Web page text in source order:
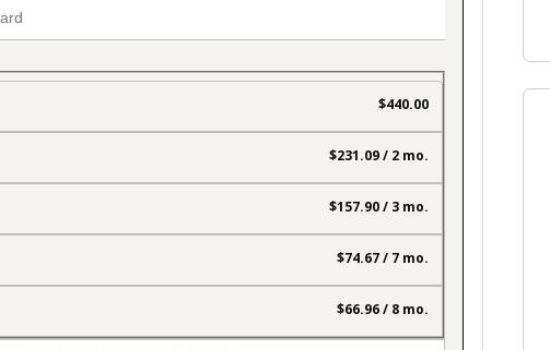
$440.00
$231.09 / 2 mo.
$157.90 / 3 mo.
$74.67 / 7 mo.
$66.96 / 8 mo.